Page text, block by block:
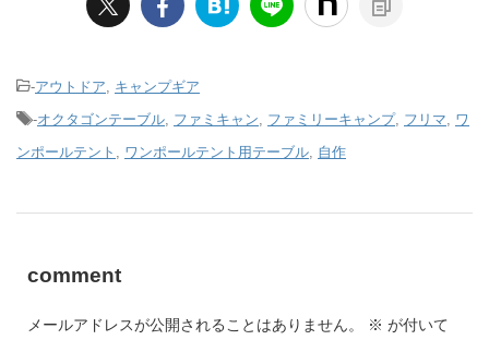
-アウトドア
キャンプギア
-オクタゴンテーブル ファミキャン ファミリーキャンプ, フリマ
ワ
ンポールテント
ワンポールテント用テーブル 自作
comment
メールアドレスが公開されることはありません。 ※ が付いて